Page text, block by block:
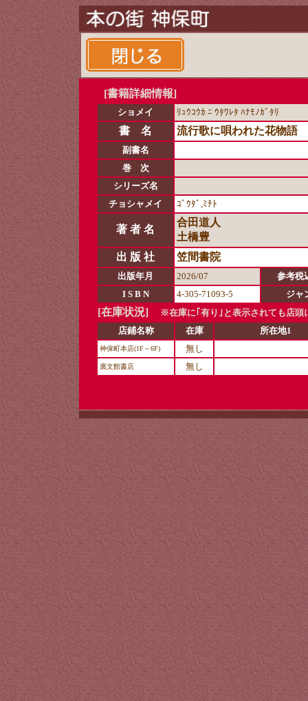
[書籍詳細情報]
ショメイ ﾘｭｳｺｳｶ ﾆ ｳﾀﾜﾚﾀ ﾊﾅﾓﾉｶﾞﾀﾘ
書 名 流行歌に唄われた花物語
副書名
巻 次
シリーズ名
チョシャメイ
ｺﾞｳﾀﾞ,ﾐﾁﾄ
著 者 名
合田道人
土橋豊
出 版 社
笠間書院
出版年月 2026/07
参考税
I S B N
4-305-71093-5 ジャ
[在庫状況]
※在庫に｢有り｣と表示されても店頭
店鋪名称
在庫 所在地1
神保町本店(1F～6F) 無し
廣文館書店 無し